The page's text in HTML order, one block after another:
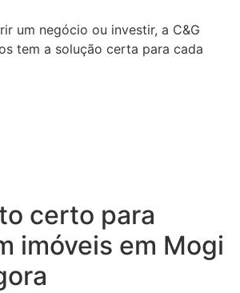
um negócio ou investir, a C&G
tem a solução certa para cada
certo para
imóveis em Mogi